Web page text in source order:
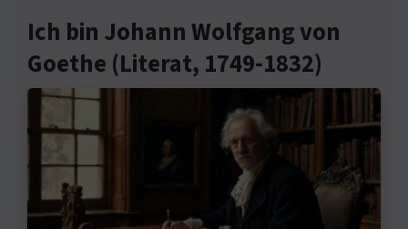
Ich bin Johann Wolfgang von
Goethe (Literat, 1749-1832)